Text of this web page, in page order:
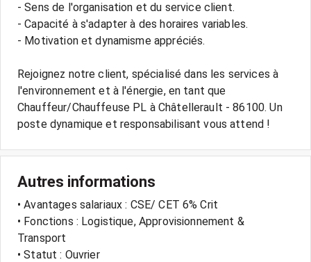
- Sens de l'organisation et du service client.
- Capacité à s'adapter à des horaires variables.
- Motivation et dynamisme appréciés.
Rejoignez notre client, spécialisé dans les services à
l'environnement et à l'énergie, en tant que
Chauffeur/Chauffeuse PL à Châtellerault - 86100. Un
poste dynamique et responsabilisant vous attend !
Autres informations
• Avantages salariaux : CSE/ CET 6% Crit
• Fonctions : Logistique, Approvisionnement &
Transport
• Statut : Ouvrier